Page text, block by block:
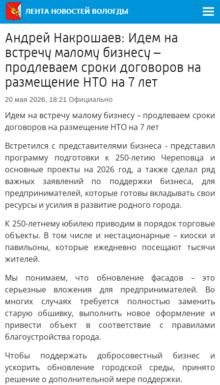
Андрей Накрошаев: Идем на
встречу малому бизнесу –
продлеваем сроки договоров на
размещение НТО на 7 лет
20 мая 2026, 18:21 Официально
Идем на встречу малому бизнесу – продлеваем сроки
договоров на размещение НТО на 7 лет
Встретился с представителями бизнеса - представил
программу подготовки к 250-летию Череповца и
основные проекты на 2026 год, а также сделал ряд
важных заявлений по поддержки бизнеса, для
предпринимателей, которые готовы вкладывать свои
ресурсы и усилия в развитие родного города.
К 250-летнему юбилею приводим в порядок торговые
объекты. В том числе и нестационарные – киоски и
павильоны, которые ежедневно посещают тысячи
жителей.
Мы понимаем, что обновление фасадов – это
серьезные вложения для предпринимателей. Во
многих случаях требуется полностью заменить
старую обшивку, выполнить новое оформление и
привести объект в соответствие с правилами
благоустройства города.
Чтобы поддержать добросовестный бизнес и
ускорить обновление городской среды, принято
решение о дополнительной мере поддержки.